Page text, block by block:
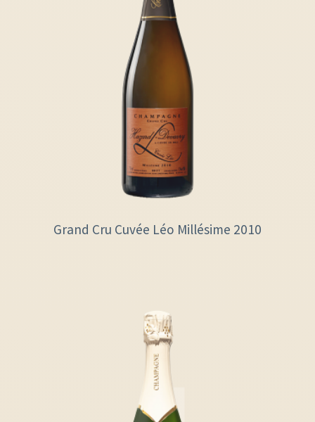
Grand Cru Cuvée Léo Millésime 2010